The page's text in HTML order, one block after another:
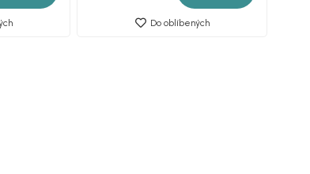
Do oblíbených